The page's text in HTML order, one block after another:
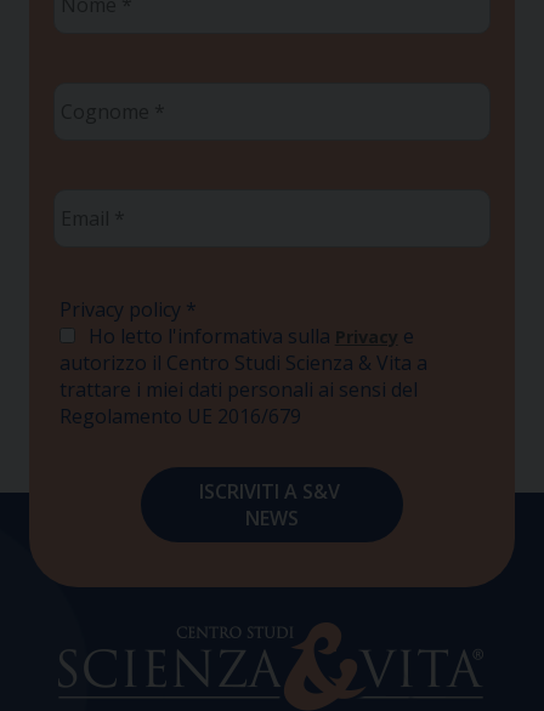
Privacy policy *
Ho letto l'informativa sulla Privacy e
autorizzo il Centro Studi Scienza & Vita a
trattare i miei dati personali ai sensi del
Regolamento UE 2016/679